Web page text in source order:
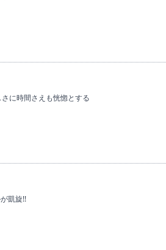
に時間さえも恍惚とする
凱旋!!